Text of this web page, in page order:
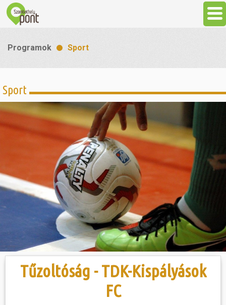
Látnivalók
Gasztronómia
Sport
Szabadidő
Hasznos
Programok Sport
Sport
Tűzoltóság - TDK-Kispályások
FC